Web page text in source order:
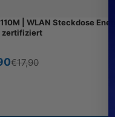
| WLAN Steckdose
zertifiziert
Regulärer Preis
€17,90